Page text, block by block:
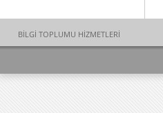
BİLGİ TOPLUMU HİZMETLERİ